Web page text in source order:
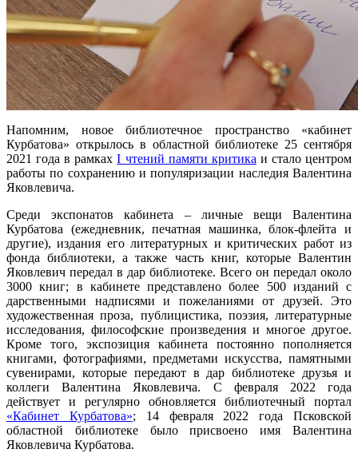
Напомним, новое библиотечное пространство «кабинет
Курбатова» открылось в областной библиотеке 25 сентября
2021 года в рамкахI чтений памяти критика и стало центром
работы по сохранению и популяризации наследия Валентина
Яковлевича.
Среди экспонатов кабинета – личные вещи Валентина
Курбатова (ежедневник, печатная машинка, блок-флейта и
другие), издания его литературных и критических работ из
фонда библиотеки, а также часть книг, которые Валентин
Яковлевич передал в дар библиотеке. Всего он передал около
3000 книг; в кабинете представлено более 500 изданий с
дарственными надписями и пожеланиями от друзей. Это
художественная проза, публицистика, поэзия, литературные
исследования, философские произведения и многое другое.
Кроме того, экспозиция кабинета постоянно пополняется
книгами, фотографиями, предметами искусства, памятными
сувенирами, которые передают в дар библиотеке друзья и
коллеги Валентина Яковлевича. С февраля 2022 года
действует и регулярно обновляется библиотечный портал
«Кабинет Курбатова»; 14 февраля 2022 года Псковской
областной библиотеке было присвоено имя Валентина
Яковлевича Курбатова.